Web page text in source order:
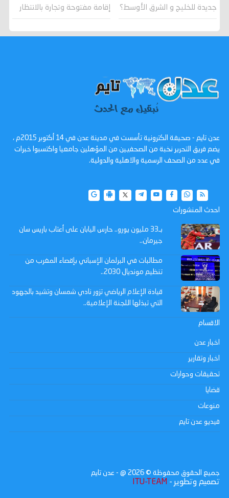
جديدة للخليج و الشرق الأوسط؟
إقامة مفتوحة وتجارة بالانتظار
عدن تايم - صحيفة الكترونية تأسست في مدينة عدن في 14 أكتوبر 2015م ،
يضم فريق التحرير نخبة من الصحفيين من المؤهلين جامعيا واكتسبوا خبرات
في عدد من الصحف الرسمية والاهلية والدولية.
احدث المنشورات
بـ33 مليون يورو.. حارس اليابان على أعتاب باريس سان
جيرمان..
مطالبات في البرلمان الإسباني بإقصاء المغرب من
تنظيم مونديال 2030..
قيادة الإعلام الرياضي تزور نادي شمسان وتشيد بالجهود
التي تبذلها اللجنة الإعلامية..
الاقسام
اخبار عدن
اخبار وتقارير
تحقيقات وحوارات
قضايا
منوعات
فيديو عدن تايم
جميع الحقوق محفوظة © 2026 @ - عدن تايم
تصميم وتطوير - ITU-TEAM